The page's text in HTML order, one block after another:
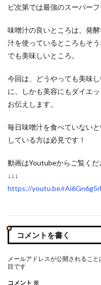
ピ次第では最強のスーパー
味噌汁の良いところは、発
汁を使っているところもそ
でも美味しいところ。
今回は、どうやっても美味
に、しかも美容にもダイエ
お伝えします。
毎日味噌汁を食べていない
している方は必見です！
動画はYoutubeからご覧く
↓↓↓
https://youtu.be/
コメントを書く
メールアドレスが公開されること
目です
コメント ※